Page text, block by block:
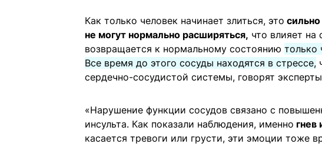
Как только человек начинает злиться, это
не могут нормально расширяться, что влияет на
возвращается к нормальному состоянию только
Все время до этого сосуды находятся в стрессе,
сердечно-сосудистой системы, говорят
«Нарушение функции сосудов связано с
инсульта. Как показали наблюдения, именно гнев
касается тревоги или грусти, эти эмоции тоже